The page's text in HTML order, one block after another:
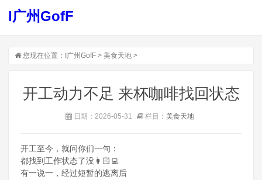
I广州GofF
您现在位置： I广州GofF > 美食天地 >
开工动力不足 来杯咖啡找回状态
日期：2026-05-31 栏目： 美食天地
开工至今，就问你们一句：
都找到工作状态了没👩🏻‍💻
有一说一，经过短暂的逃离后